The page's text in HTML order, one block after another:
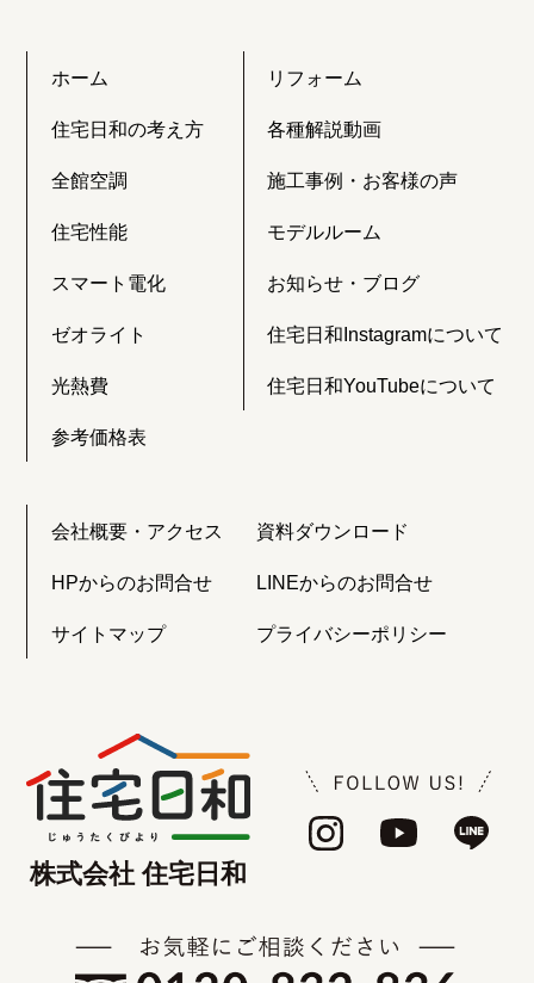
ホーム
住宅日和の考え方
全館空調
住宅性能
スマート電化
ゼオライト
光熱費
参考価格表
リフォーム
各種解説動画
施工事例・お客様の声
モデルルーム
お知らせ・ブログ
住宅日和Instagramについて
住宅日和YouTubeについて
会社概要・アクセス 資料ダウンロード
HPからのお問合せ LINEからのお問合せ
サイトマップ プライバシーポリシー
株式会社 住宅日和